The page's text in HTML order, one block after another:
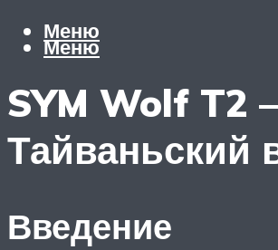
Меню
Меню
SYM Wolf T2
Тайваньский
Введение